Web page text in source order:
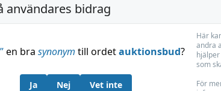
användares bidrag
”en bra synonym till ordetauktionsbud?
Ja Nej Vet inte
Här
andra
som
För